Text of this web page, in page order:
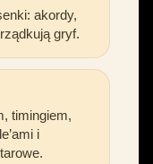
akordy,
gryf.
timingiem,
i